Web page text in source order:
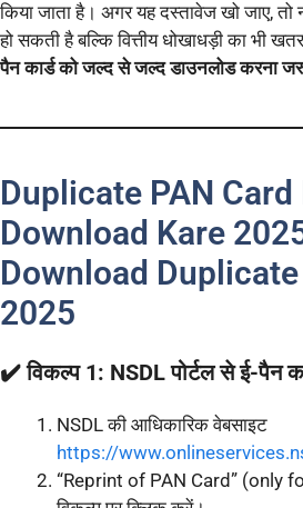
किया जाता है। अगर यह दस्तावेज खो जाए,
हो सकती है बल्कि वित्तीय धोखाधड़ी का भी
पैन कार्ड को जल्द से जल्द डाउनलोड करना
Duplicate PAN Card
Download Kare
Download Duplicate
2025
✔️ विकल्प 1: NSDL पोर्टल से ई-पैन
NSDL की आधिकारिक वेबसाइट
https://
“Reprint of PAN Card” (only